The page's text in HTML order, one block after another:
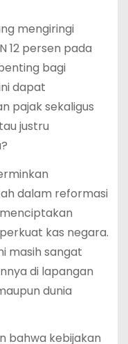
mengiringi
12 persen pada
bagi
dapat
pajak sekaligus
justru
dalam reformasi
kas negara.
masih sangat
di lapangan
dunia
bahwa kebijakan